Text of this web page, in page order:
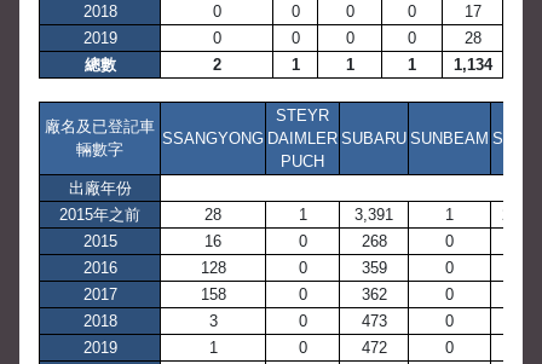
2018
0 0 0 0
17
2019
0 0 0 0
28
總數
2 1 1 1 1,134
廠名及已登記車
輛數字
SSANGYONG
STEYR
DAIMLER
PUCH
SUBARU SUNBEAM
出廠年份
2015年之前
28 1 3,391 1
2,200
2015
16 0 268 0
2016
128 0 359 0
2017
158 0 362 0
2018
3 0 473 0
2019
1 0 472 0